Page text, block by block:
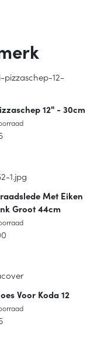
12" - 30cm
Met Eiken
Groot 44cm
Voor Koda 12